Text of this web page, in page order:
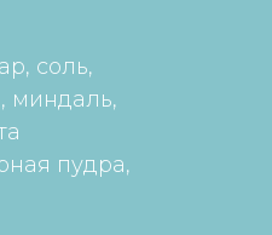
соль,
миндаль,
пудра,